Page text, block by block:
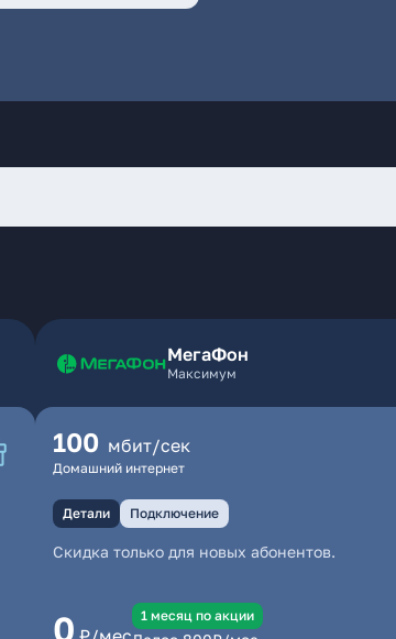
МегаФон
Максимум
100 мбит/сек
Домашний интернет
Детали Подключение
Скидка только для новых абонентов.
0 1 месяц по акции